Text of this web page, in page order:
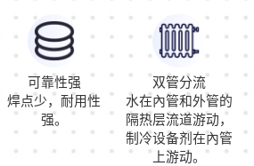
可靠性强
焊点少，耐用性
强。
双管分流
水在內管和外管的
隔热层流道游动，
制冷设备剂在內管
上游动。